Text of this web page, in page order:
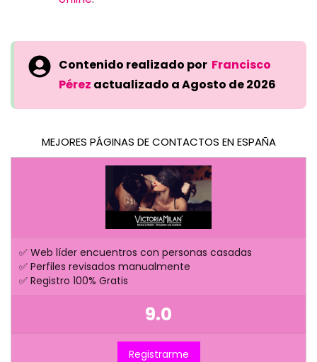
Contenido realizado por Francisco
Pérez actualizado a Agosto de 2026
MEJORES PÁGINAS DE CONTACTOS EN ESPAÑA
✅ Web líder encuentros con personas casadas
✅ Perfiles revisados manualmente
✅ Registro 100% Gratis
9.0
Registrarme